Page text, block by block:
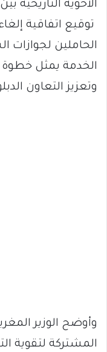
الأخوية التاريخية
توقيع اتفاقية
الحاملين لجوازات
الخدمة يمثل
وتعزيز التعاون
وأوضح الوزير
المشتركة لتقوية